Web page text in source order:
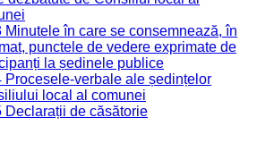
Minutele în care se consemnează, în
punctele de vedere exprimate de
la ședinele publice
Procesele-verbale ale ședințelor
local al comunei
Declarații de căsătorie